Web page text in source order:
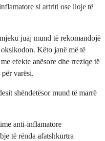
si artriti ose lloje të
juaj mund të rekomandojë
Këto janë më të
efekte anësore dhe rreziqe të
varësi.
shëndetësor mund të marrë
anti-inflamatore
të rënda afatshkurtra